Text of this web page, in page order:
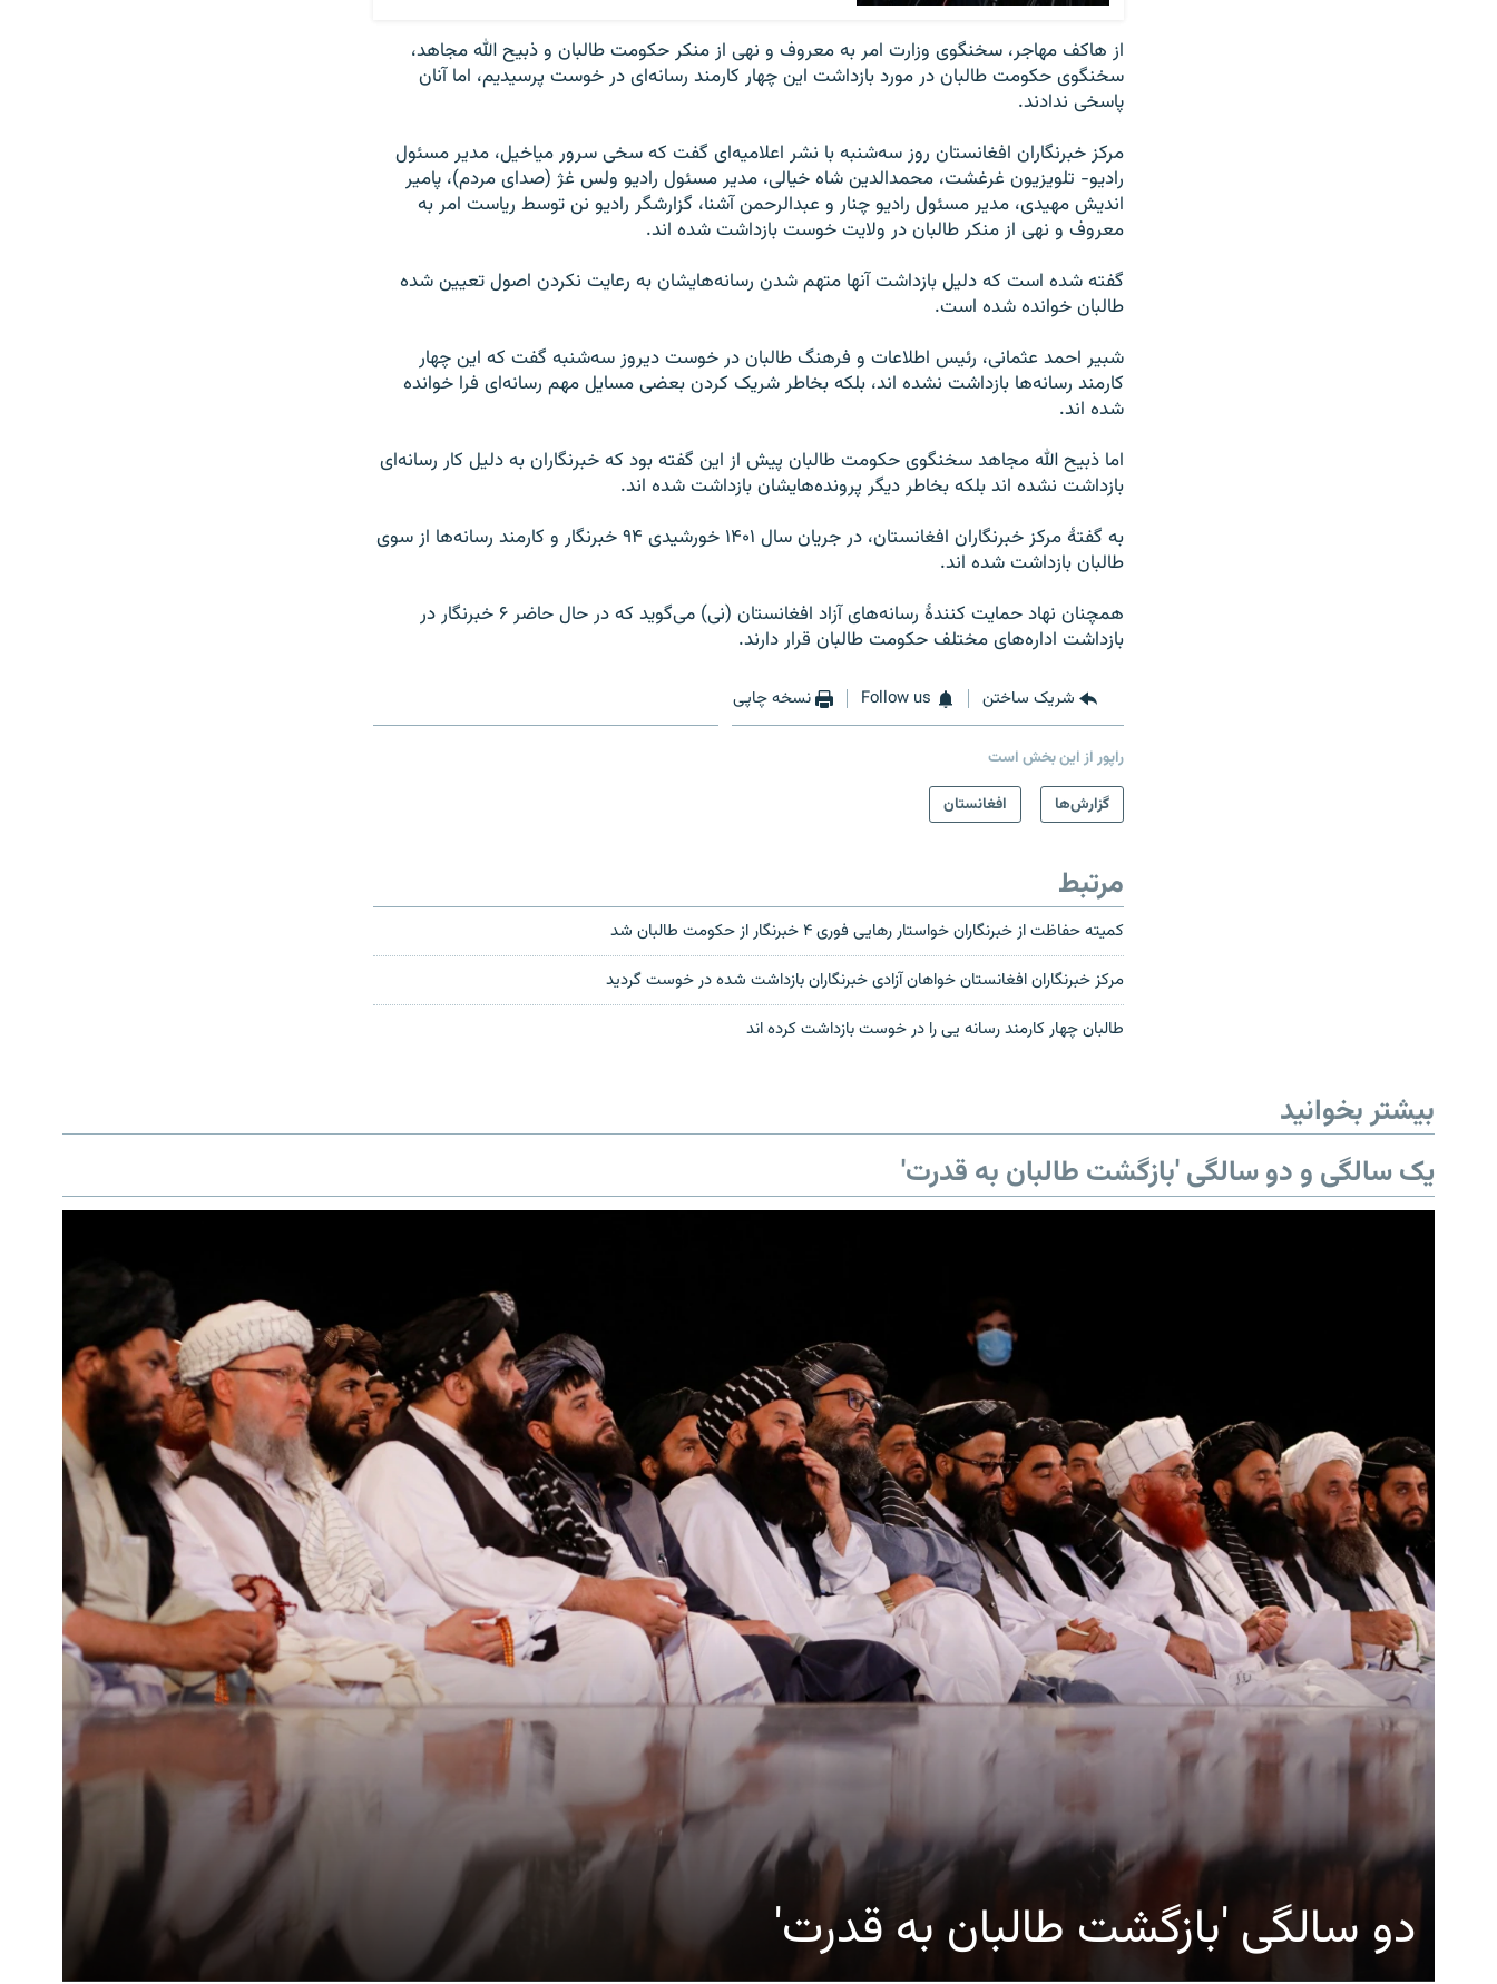
از هاکف مهاجر، سخنگوی وزارت امر به معروف و نهی از منکر حکومت طالبان و ذبیح الله مجاهد،
سخنگوی حکومت طالبان در مورد بازداشت این چهار کارمند رسانه‌ای در خوست پرسیدیم، اما آنان
پاسخی ندادند.
مرکز خبرنگاران افغانستان روز سه‌شنبه با نشر اعلامیه‌ای گفت که سخی سرور میاخیل، مدیر مسئول
رادیو- تلویزیون غرغشت، محمد‌الدین شاه خیالی، مدیر مسئول رادیو ولس غژ (صدای مردم)، پامیر
اندیش مهیدی، مدیر مسئول رادیو چنار و عبدالرحمن آشنا، گزارشگر رادیو نن توسط ریاست امر به
معروف و نهی از منکر طالبان در ولایت خوست بازداشت شده اند.
گفته شده است که دلیل بازداشت آنها متهم شدن رسانه‌هایشان به رعایت نکردن اصول تعیین شده
طالبان خوانده شده است.
شبیر احمد عثمانی، رئیس اطلاعات و فرهنگ طالبان در خوست دیروز سه‌شنبه گفت که این چهار
کارمند رسانه‌ها بازداشت نشده ‌اند، بلکه بخاطر شریک کردن بعضی مسایل مهم رسانه‌ای فرا خوانده
شده‌ اند.
اما ذبیح الله مجاهد سخنگوی حکومت طالبان پیش از این گفته بود که خبرنگاران به دلیل کار رسانه‌ای
بازداشت نشده اند بلکه بخاطر دیگر پرونده‌هایشان بازداشت شده اند.
به گفتۀ مرکز خبرنگاران افغانستان، در جریان سال ۱۴۰۱ خورشیدی ۹۴ خبرنگار و کارمند رسانه‌ها از سوی
طالبان بازداشت شده اند.
همچنان نهاد حمایت کنندۀ رسانه‌های آزاد افغانستان (نی) می‌گوید که در حال حاضر ۶ خبرنگار در
بازداشت اداره‌های مختلف حکومت طالبان قرار دارند.
شریک ساختن Follow us نسخه چاپی
راپور از این بخش است
گزارش‌ها
افغانستان
مرتبط
کمیته حفاظت از خبرنگاران خواستار رهایی فوری ۴ خبرنگار از حکومت طالبان شد
مرکز خبرنگاران افغانستان خواهان آزادی خبرنگاران بازداشت شده در خوست گردید
طالبان چهار کارمند رسانه یی را در خوست بازداشت کرده اند
بیشتر بخوانید
یک سالگی و دو سالگی 'بازگشت طالبان به قدرت'
دو سالگی 'بازگشت طالبان به قدرت'